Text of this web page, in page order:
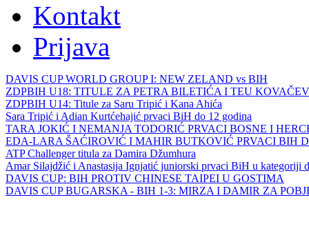
Kontakt
Prijava
DAVIS CUP WORLD GROUP I: NEW ZELAND vs BIH
ZDPBIH U18: TITULE ZA PETRA BILETIĆA I TEU
ZDPBIH U14: Titule za Saru Tripić i Kana Ahića
Sara Tripić i Adian Kurtćehajić prvaci BiH do 12 godina
TARA JOKIĆ I NEMANJA TODORIĆ PRVACI BOSNE I
EDA-LARA ŠAĆIROVIĆ I MAHIR BUTKOVIĆ PRVACI BIH
ATP Challenger titula za Damira Džumhura
Amar Silajdžić i Anastasija Ignjatić juniorski prvaci BiH u kategoriji
DAVIS CUP: BIH PROTIV CHINESE TAIPEI U GOSTIMA
DAVIS CUP BUGARSKA - BIH 1-3: MIRZA I DAMIR ZA